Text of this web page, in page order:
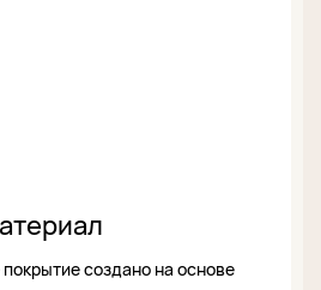
создано на основе